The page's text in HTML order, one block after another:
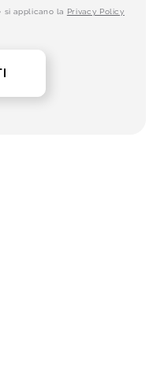
si applicano la Privacy Policy